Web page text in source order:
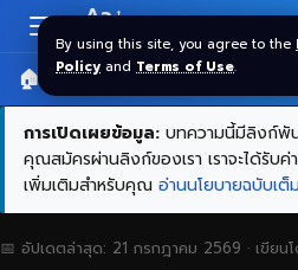
By using this site, you agree to the
Policy and Terms of Use.
Resizer
Aa
🏠 หน้าแรก ราคาทอง SPDR
การเปิดเผยข้อมูล: บทความนี้มีลิงก์พั
คุณสมัครผ่านลิงก์ของเรา เราจะได้รับ
เพิ่มเติมสำหรับคุณ อ่านนโยบายฉบับเต็
📅 อัปเดตล่าสุด: 21 กรกฎาคม 2569 · เขียน